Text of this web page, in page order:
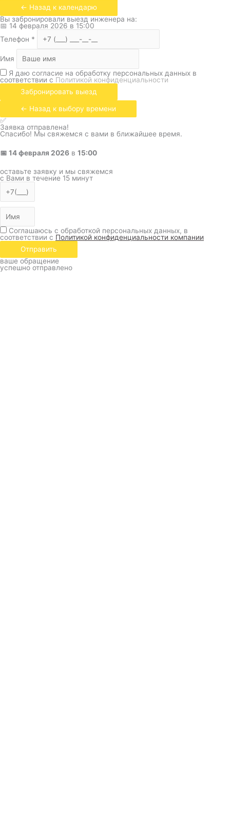
← Назад к календарю
Вы забронировали выезд инженера на:
📅 14 февраля 2026 в 15:00
Телефон *
Имя
Я даю согласие на обработку персональных данных в
соответствии с Политикой конфиденциальности
Забронировать выезд
← Назад к выбору времени
✅
Заявка отправлена!
Спасибо! Мы свяжемся с вами в ближайшее время.
📅 14 февраля 2026 в 15:00
оставьте заявку и мы свяжемся
с Вами в течение 15 минут
Соглашаюсь с обработкой персональных данных, в
соответствии с Политикой конфиденциальности компании
Отправить
ваше обращение
успешно отправлено